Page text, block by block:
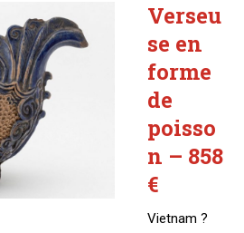
Verseu
se en
forme
de
poisso
n – 858
€
Vietnam ?